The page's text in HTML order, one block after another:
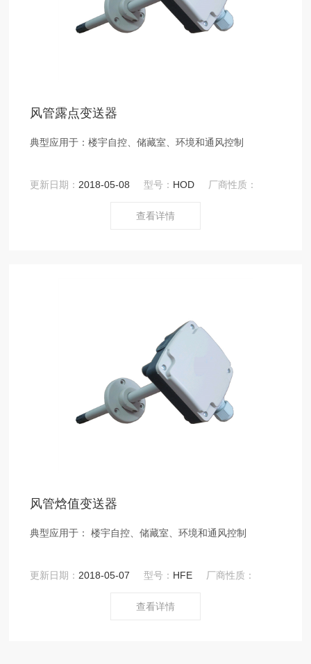
风管露点变送器
典型应用于：楼宇自控、储藏室、环境和通风控制
更新日期： 2018-05-08 型号： HOD 厂商性质：
查看详情
风管焓值变送器
典型应用于： 楼宇自控、储藏室、环境和通风控制
更新日期： 2018-05-07 型号： HFE 厂商性质：
查看详情